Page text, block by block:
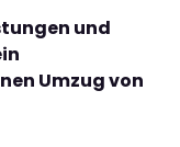
und
Umzug von